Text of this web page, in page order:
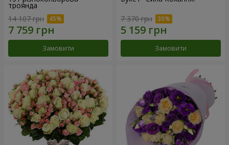
троянда
14 107 грн
Замовити
7 370 грн
Замовити